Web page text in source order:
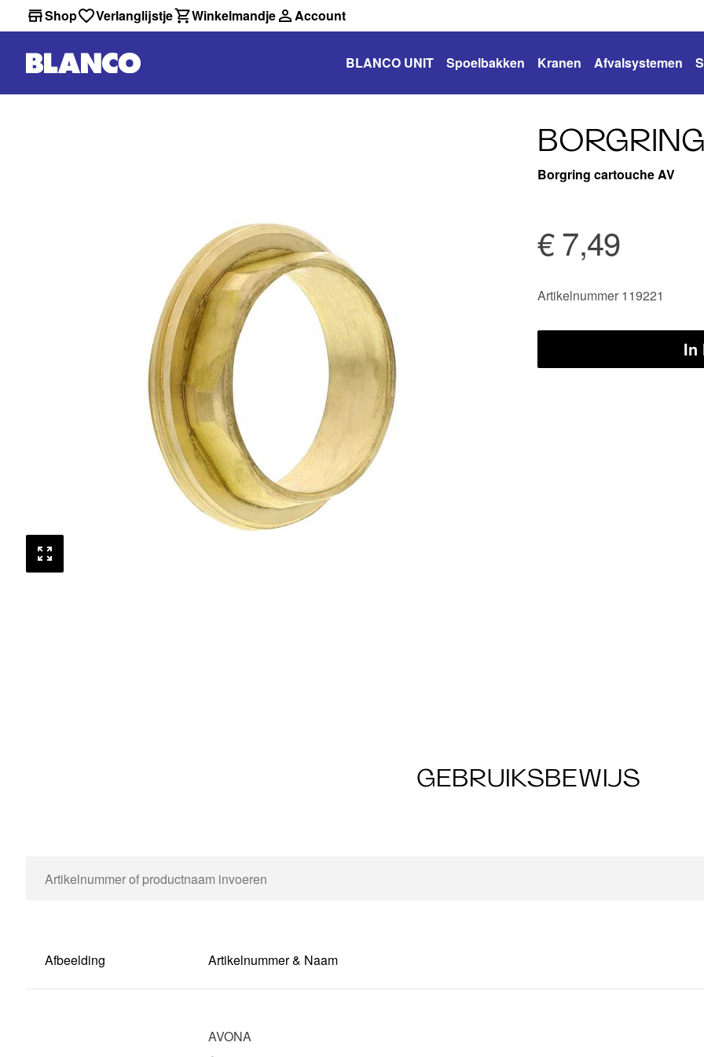
Shop Verlanglijstje Winkelmandje Account
BLANCO UNIT Spoelbakken Kranen Afvalsystemen
Borgring cartouche AV
€ 7,49
Artikelnummer 119221
In
GEBRUIKSBEWIJS
Afbeelding Artikelnummer & Naam
AVONA